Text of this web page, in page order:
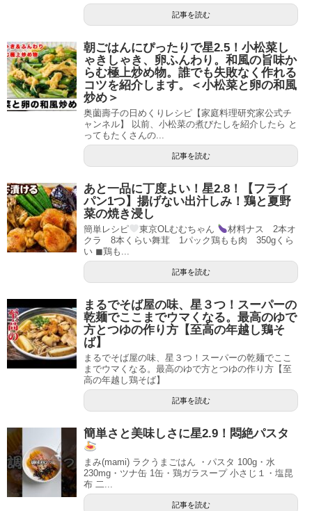
記事を読む
朝ごはんにぴったりで星2.5！小松菜し
ゃきしゃき、卵ふんわり。和風の旨味か
らむ極上炒め物。誰でも失敗なく作れる
コツを紹介します。＜小松菜と卵の和風
炒め＞
奥薗壽子の日めくりレシピ【家庭料理研究家公式チ
ャンネル】 以前、小松菜の煮びたしを紹介したら と
ってもたくさんの...
記事を読む
あと一品に丁度よい！星2.8！【フライ
パン1つ】揚げない出汁しみ！鶏と夏野
菜の焼き浸し
簡単レシピ 東京OLむむちゃん
材料ナス 2本オ
クラ 8本くらい舞茸 1パック鶏もも肉 350gくら
い ◼︎鶏も...
記事を読む
まるでそば屋の味、星３つ！スーパーの
乾麺でここまでウマくなる。最高のゆで
方とつゆの作り方【至高の年越し鶏そ
ば】
まるでそば屋の味、星３つ！スーパーの乾麺でここ
までウマくなる。最高のゆで方とつゆの作り方【至
高の年越し鶏そば】
記事を読む
簡単さと美味しさに星2.9！悶絶パスタ
まみ(mami) ラクうまごはん ・パスタ 100g・水
230mg・ツナ缶 1缶・鶏ガラスープ 小さじ１・塩昆
布 二...
記事を読む